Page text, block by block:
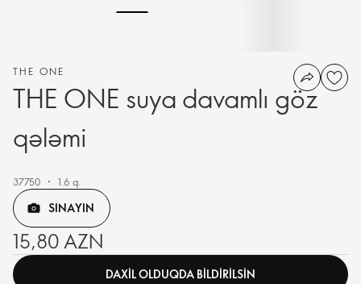
THE ONE
THE ONE suya davamlı göz
qələmi
37750 1.6 q.
SINAYIN
15,80 AZN
DAXIL OLDUQDA BILDIRILSIN